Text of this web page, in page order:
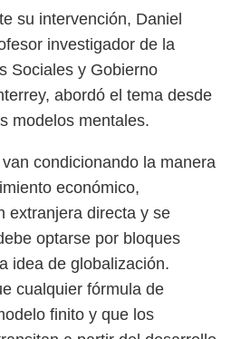
su intervención, Daniel
investigador de la
Sociales y Gobierno
abordó el tema desde
modelos mentales.
condicionando la manera
económico,
extranjera directa y se
optarse por bloques
idea de globalización.
cualquier fórmula de
finito y que los